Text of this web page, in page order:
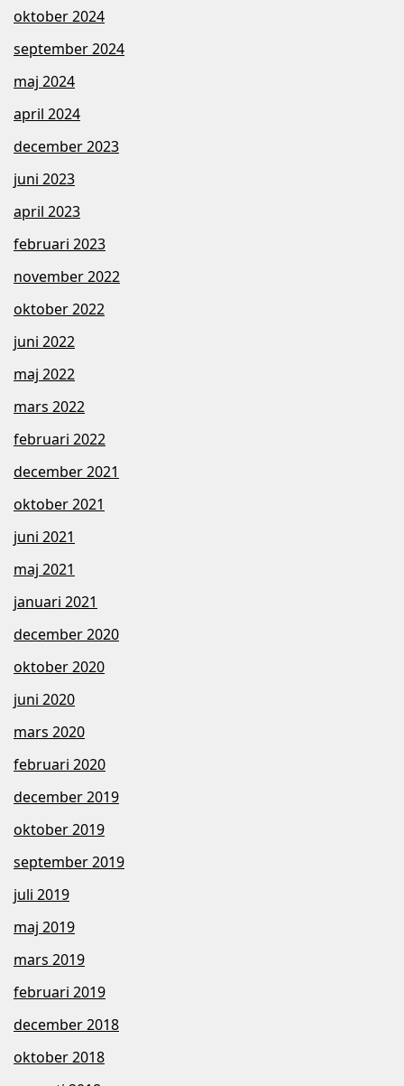
oktober 2024
september 2024
maj 2024
april 2024
december 2023
juni 2023
april 2023
februari 2023
november 2022
oktober 2022
juni 2022
maj 2022
mars 2022
februari 2022
december 2021
oktober 2021
juni 2021
maj 2021
januari 2021
december 2020
oktober 2020
juni 2020
mars 2020
februari 2020
december 2019
oktober 2019
september 2019
juli 2019
maj 2019
mars 2019
februari 2019
december 2018
oktober 2018